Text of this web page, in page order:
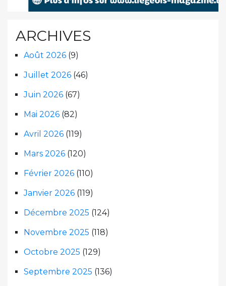
ARCHIVES
Août 2026 (9)
Juillet 2026 (46)
Juin 2026 (67)
Mai 2026 (82)
Avril 2026 (119)
Mars 2026 (120)
Février 2026 (110)
Janvier 2026 (119)
Décembre 2025 (124)
Novembre 2025 (118)
Octobre 2025 (129)
Septembre 2025 (136)